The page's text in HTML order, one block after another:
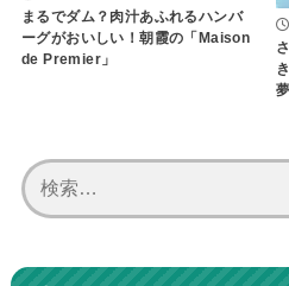
まるでダム？肉汁あふれるハンバ
ーグがおいしい！朝霞の「Maison
de Premier」
索: